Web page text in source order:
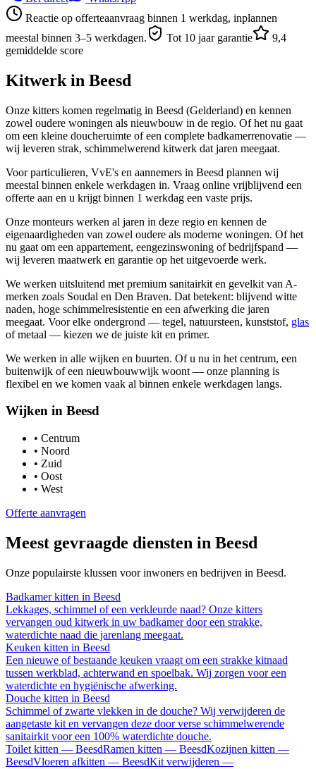
Reactie op offerteaanvraag binnen 1 werkdag, inplannen
meestal binnen 3–5 werkdagen.
Tot 10 jaar garantie
9,4
gemiddelde score
Kitwerk in Beesd
Onze kitters komen regelmatig in Beesd (Gelderland) en kennen
zowel oudere woningen als nieuwbouw in de regio. Of het nu gaat
om een kleine doucheruimte of een complete badkamerrenovatie —
wij leveren strak, schimmelwerend kitwerk dat jaren meegaat.
Voor particulieren, VvE's en aannemers in Beesd plannen wij
meestal binnen enkele werkdagen in. Vraag online vrijblijvend een
offerte aan en u krijgt binnen 1 werkdag een vaste prijs.
Onze monteurs werken al jaren in deze regio en kennen de
eigenaardigheden van zowel oudere als moderne woningen. Of het
nu gaat om een appartement, eengezinswoning of bedrijfspand —
wij leveren maatwerk en garantie op het uitgevoerde werk.
We werken uitsluitend met premium sanitairkit en gevelkit van A-
merken zoals Soudal en Den Braven. Dat betekent: blijvend witte
naden, hoge schimmelresistentie en een afwerking die jaren
meegaat. Voor elke ondergrond — tegel, natuursteen, kunststof, glas
of metaal — kiezen we de juiste kit en primer.
We werken in alle wijken en buurten. Of u nu in het centrum, een
buitenwijk of een nieuwbouwwijk woont — onze planning is
flexibel en we komen vaak al binnen enkele werkdagen langs.
Wijken in Beesd
• Centrum
• Noord
• Zuid
• Oost
• West
Offerte aanvragen
Meest gevraagde diensten in Beesd
Onze populairste klussen voor inwoners en bedrijven in Beesd.
Badkamer kitten in Beesd
Lekkages, schimmel of een verkleurde naad? Onze kitters
vervangen oud kitwerk in uw badkamer door een strakke,
waterdichte naad die jarenlang meegaat.
Keuken kitten in Beesd
Een nieuwe of bestaande keuken vraagt om een strakke kitnaad
tussen werkblad, achterwand en spoelbak. Wij zorgen voor een
waterdichte en hygiënische afwerking.
Douche kitten in Beesd
Schimmel of zwarte vlekken in de douche? Wij verwijderen de
aangetaste kit en vervangen deze door verse schimmelwerende
sanitairkit voor een 100% waterdichte douche.
Toilet kitten — BeesdRamen kitten — BeesdKozijnen kitten —
BeesdVloeren afkitten — BeesdKit verwijderen —